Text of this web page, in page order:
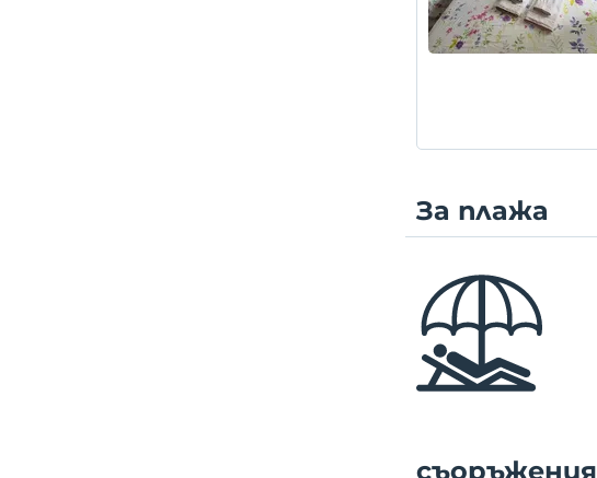
За плажа
съоръжения